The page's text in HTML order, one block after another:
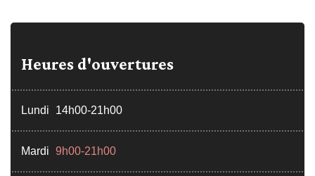
Heures d'ouvertures
Lundi 14h00-21h00
Mardi 9h00-21h00